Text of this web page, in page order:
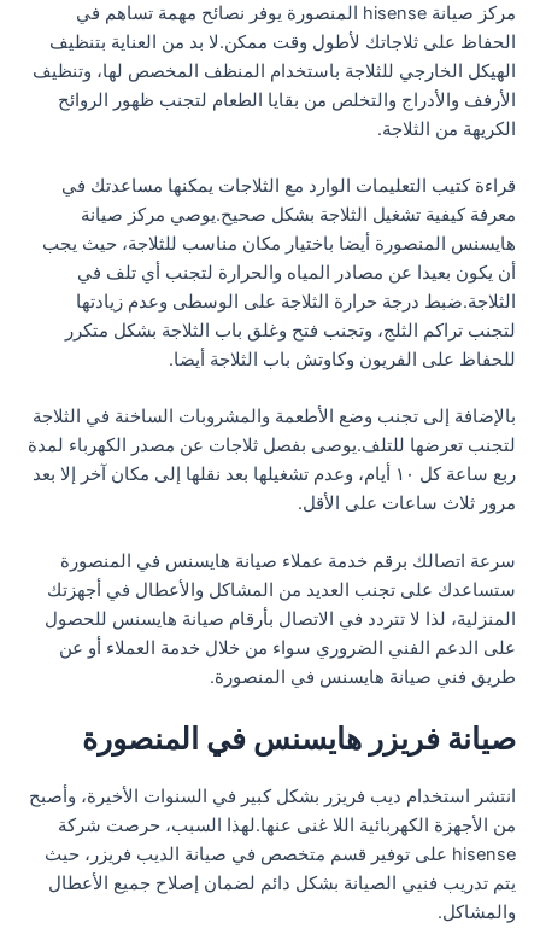
مركز صيانة hisense المنصورة يوفر نصائح مهمة تساهم في
الحفاظ على ثلاجاتك لأطول وقت ممكن.لا بد من العناية بتنظيف
الهيكل الخارجي للثلاجة باستخدام المنظف المخصص لها، وتنظيف
الأرفف والأدراج والتخلص من بقايا الطعام لتجنب ظهور الروائح
الكريهة من الثلاجة.
قراءة كتيب التعليمات الوارد مع الثلاجات يمكنها مساعدتك في
معرفة كيفية تشغيل الثلاجة بشكل صحيح.يوصي مركز صيانة
هايسنس المنصورة أيضا باختيار مكان مناسب للثلاجة، حيث يجب
أن يكون بعيدا عن مصادر المياه والحرارة لتجنب أي تلف في
الثلاجة.ضبط درجة حرارة الثلاجة على الوسطى وعدم زيادتها
لتجنب تراكم الثلج، وتجنب فتح وغلق باب الثلاجة بشكل متكرر
للحفاظ على الفريون وكاوتش باب الثلاجة أيضا.
بالإضافة إلى تجنب وضع الأطعمة والمشروبات الساخنة في الثلاجة
لتجنب تعرضها للتلف.يوصى بفصل ثلاجات عن مصدر الكهرباء لمدة
ربع ساعة كل ١٠ أيام، وعدم تشغيلها بعد نقلها إلى مكان آخر إلا بعد
مرور ثلاث ساعات على الأقل.
سرعة اتصالك برقم خدمة عملاء صيانة هايسنس في المنصورة
ستساعدك على تجنب العديد من المشاكل والأعطال في أجهزتك
المنزلية، لذا لا تتردد في الاتصال بأرقام صيانة هايسنس للحصول
على الدعم الفني الضروري سواء من خلال خدمة العملاء أو عن
طريق فني صيانة هايسنس في المنصورة.
صيانة فريزر هايسنس في المنصورة
انتشر استخدام ديب فريزر بشكل كبير في السنوات الأخيرة، وأصبح
من الأجهزة الكهربائية اللا غنى عنها.لهذا السبب، حرصت شركة
hisense على توفير قسم متخصص في صيانة الديب فريزر، حيث
يتم تدريب فنيي الصيانة بشكل دائم لضمان إصلاح جميع الأعطال
والمشاكل.